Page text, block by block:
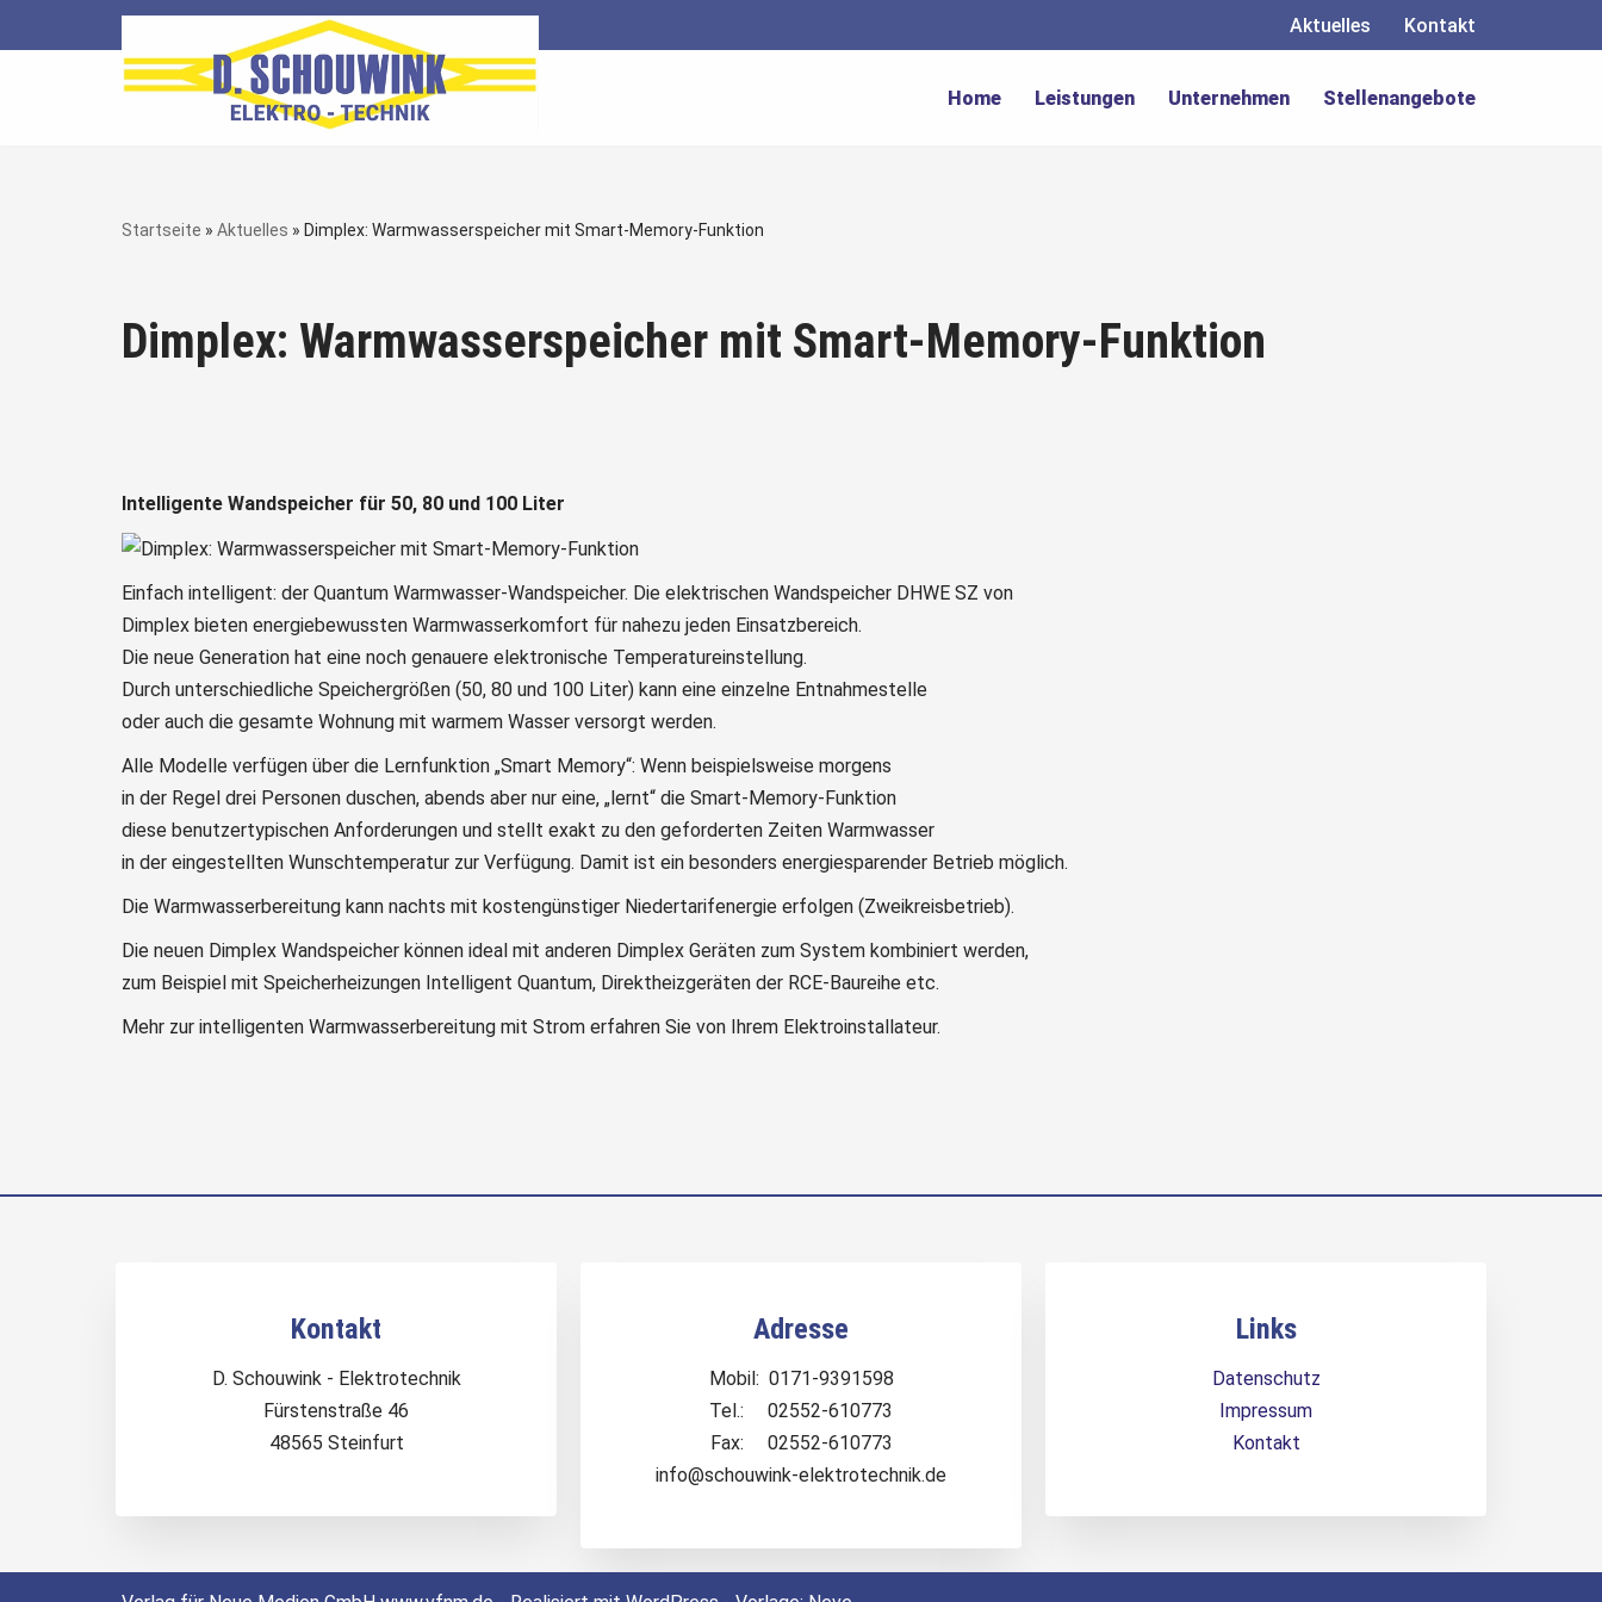
Aktuelles Kontakt
Home Leistungen Unternehmen Stellenangebote
Startseite » Aktuelles » Dimplex: Warmwasserspeicher mit Smart-Memory-Funktion
Dimplex: Warmwasserspeicher mit Smart-Memory-Funktion
Intelligente Wandspeicher für 50, 80 und 100 Liter
Einfach intelligent: der Quantum Warmwasser-Wandspeicher. Die elektrischen Wandspeicher DHWE SZ von
Dimplex bieten energiebewussten Warmwasserkomfort für nahezu jeden Einsatzbereich.
Die neue Generation hat eine noch genauere elektronische Temperatureinstellung.
Durch unterschiedliche Speichergrößen (50, 80 und 100 Liter) kann eine einzelne Entnahmestelle
oder auch die gesamte Wohnung mit warmem Wasser versorgt werden.
Alle Modelle verfügen über die Lernfunktion „Smart Memory“: Wenn beispielsweise morgens
in der Regel drei Personen duschen, abends aber nur eine, „lernt“ die Smart-Memory-Funktion
diese benutzertypischen Anforderungen und stellt exakt zu den geforderten Zeiten Warmwasser
in der eingestellten Wunschtemperatur zur Verfügung. Damit ist ein besonders energiesparender Betrieb möglich.
Die Warmwasserbereitung kann nachts mit kostengünstiger Niedertarifenergie erfolgen (Zweikreisbetrieb).
Die neuen Dimplex Wandspeicher können ideal mit anderen Dimplex Geräten zum System kombiniert werden,
zum Beispiel mit Speicherheizungen Intelligent Quantum, Direktheizgeräten der RCE-Baureihe etc.
Mehr zur intelligenten Warmwasserbereitung mit Strom erfahren Sie von Ihrem Elektroinstallateur.
Kontakt
D. Schouwink - Elektrotechnik
Fürstenstraße 46
48565 Steinfurt
Adresse
Mobil: 0171-9391598
Tel.: 02552-610773
Fax: 02552-610773
info@schouwink-elektrotechnik.de
Links
Datenschutz
Impressum
Kontakt